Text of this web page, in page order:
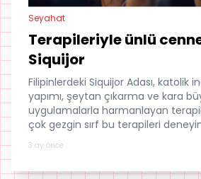
Seyahat
Terapileriyle ünlü
Siquijor
Filipinlerdeki Siquijor Adası, katolik
yapımı, şeytan çıkarma ve kara
uygulamalarla harmanlayan
çok gezgin sırf bu terapileri
adaya geliyor.
3 ay önce